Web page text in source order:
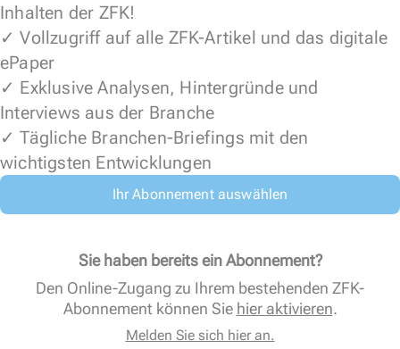
Inhalten der ZFK!
✓ Vollzugriff auf alle ZFK-Artikel und das digitale
ePaper
✓ Exklusive Analysen, Hintergründe und
Interviews aus der Branche
✓ Tägliche Branchen-Briefings mit den
wichtigsten Entwicklungen
Ihr Abonnement auswählen
Sie haben bereits ein Abonnement?
Den Online-Zugang zu Ihrem bestehenden ZFK-
Abonnement können Sie hier aktivieren.
Melden Sie sich hier an.